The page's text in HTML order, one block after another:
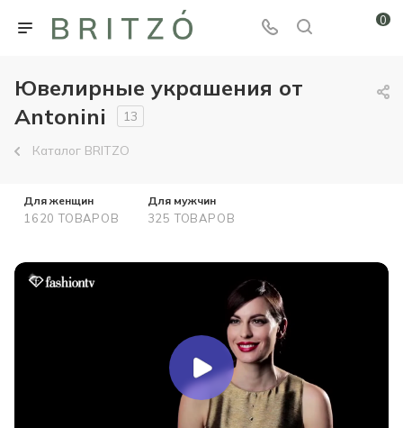
0
Ювелирные украшения от
Antonini
13
Каталог BRITZO
Для женщин
1620 ТОВАРОВ
Для мужчин
325 ТОВАРОВ